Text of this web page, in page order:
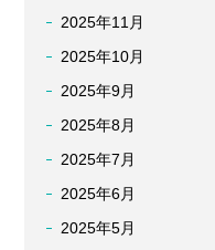
2025年11月
2025年10月
2025年9月
2025年8月
2025年7月
2025年6月
2025年5月